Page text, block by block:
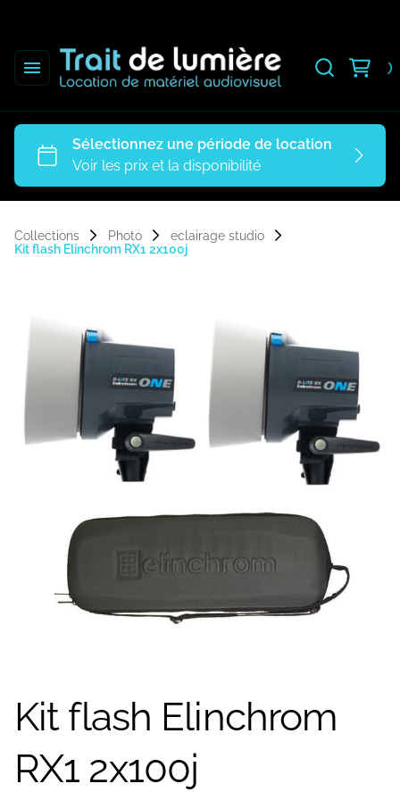
Collections Photo
eclairage studio
Kit flash Elinchrom RX1 2x100j
Kit flash Elinchrom
RX1 2x100j